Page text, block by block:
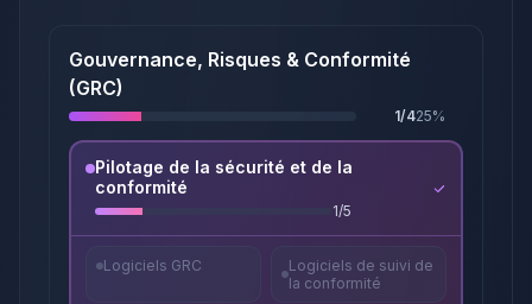
Gouvernance, Risques & Conformité
(GRC)
1/425%
Pilotage de la sécurité et de la
conformité
1/5
Logiciels GRC
Logiciels de suivi de
la conformité